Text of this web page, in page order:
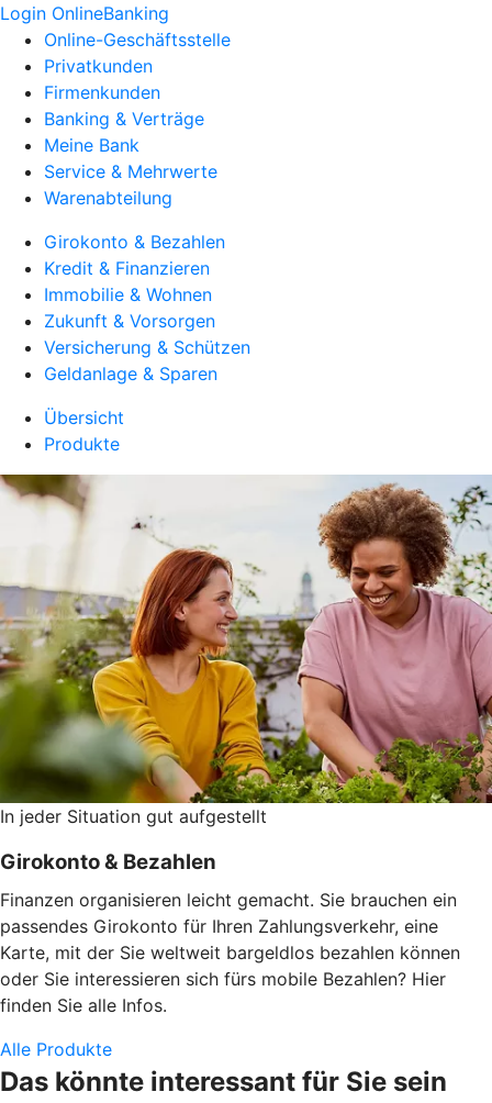
Login OnlineBanking
Online-Geschäftsstelle
Privatkunden
Firmenkunden
Banking & Verträge
Meine Bank
Service & Mehrwerte
Warenabteilung
Girokonto & Bezahlen
Kredit & Finanzieren
Immobilie & Wohnen
Zukunft & Vorsorgen
Versicherung & Schützen
Geldanlage & Sparen
Übersicht
Produkte
In jeder Situation gut aufgestellt
Girokonto & Bezahlen
Finanzen organisieren leicht gemacht. Sie brauchen ein
passendes Girokonto für Ihren Zahlungsverkehr, eine
Karte, mit der Sie weltweit bargeldlos bezahlen können
oder Sie interessieren sich fürs mobile Bezahlen? Hier
finden Sie alle Infos.
Alle Produkte
Das könnte interessant für Sie sein